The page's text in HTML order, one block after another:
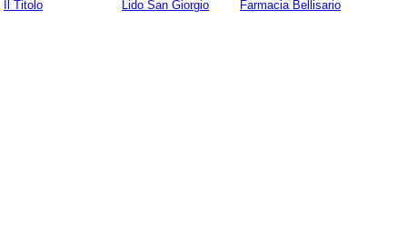
Il Titolo Lido San Giorgio Farmacia Bellisario